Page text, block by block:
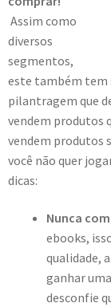
Assim como
diversos
segmentos,
este também tem
pilantragem que
vendem produtos
vendem produtos
você não quer
dicas:
Nunca
ebooks,
qualidade,
ganhar
desconfie